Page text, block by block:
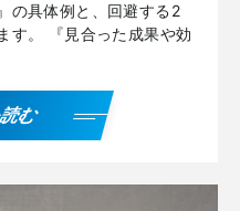
の具体例と、回避する2
す。 『見合った成果や効
む